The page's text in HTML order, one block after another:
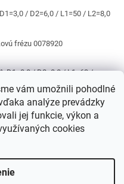
vám umožnili pohodlné
analýze prevádzky
jej funkcie, výkon a
cookies
/ D2=6,0 / L1=50 / L2=8,0
frézu 0078920
D1=8,0 / D2=8,0 / L1=63 /
/ D2=6,0 / L1=50 / L2=10,0